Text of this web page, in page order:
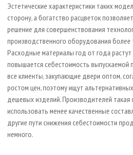
Эстетические характеристики таких
сторону, а богатство расцветок
решение для совершенствования
производственного оборудования более
Расходные материалы год от года растут
повышается себестоимость выпускаемой
все клиенты, закупающие двери оптом,
ростом цен, поэтому ищут
дешевых изделий. Производителей такая
использовать менее качественные
другие пути снижения себестоимости
немного.